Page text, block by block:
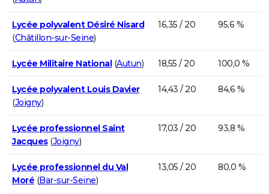
Lycée polyvalent Désiré Nisard
(Châtillon-sur-Seine)
16,35 / 20 95,6 %
Lycée Militaire National(Autun) 18,55 / 20 100,0 %
Lycée polyvalent Louis Davier
(Joigny)
14,43 / 20 84,6 %
Lycée professionnel Saint
Jacques(Joigny)
17,03 / 20 93,8 %
Lycée professionnel du Val
Moré (Bar-sur-Seine)
13,05 / 20 80,0 %